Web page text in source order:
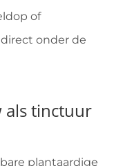
of
onder de
als tinctuur
plantaardige